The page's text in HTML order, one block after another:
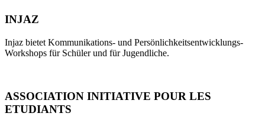
INJAZ
Injaz bietet Kommunikations- und Persönlichkeitsentwicklungs-
Workshops für Schüler und für Jugendliche.
ASSOCIATION INITIATIVE POUR LES
ETUDIANTS